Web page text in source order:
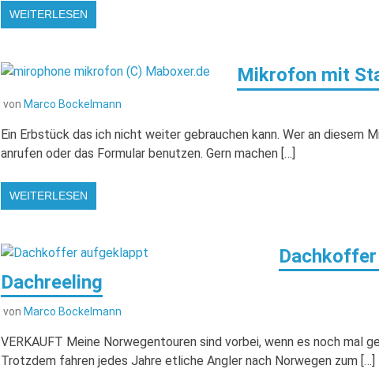
WEITERLESEN
Mikrofon mit
von Marco Bockelmann
Ein Erbstück das ich nicht weiter gebrauchen kann. Wer an
anrufen oder das Formular benutzen. Gern machen […]
WEITERLESEN
Dachreeling
von Marco Bockelmann
VERKAUFT Meine Norwegentouren sind vorbei, wenn es noch mal
Trotzdem fahren jedes Jahre etliche Angler nach Norwegen zum […]